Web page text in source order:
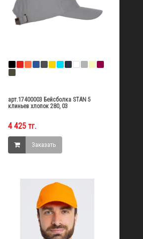
арт.17400003 Бейсболка STAN 5
клиньев хлопок 280, 03
4 425 тг.
Заказать